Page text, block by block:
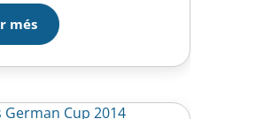
pel Campionat
També ha aconseguit
la patinadora del
Forcen (4ª Juvenil)
més